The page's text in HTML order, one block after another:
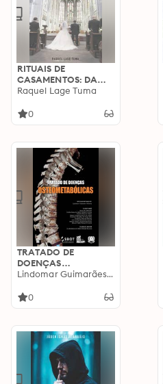
RITUAIS DE
CASAMENTOS: DA
REALEZA À VIDA
Raquel Lage Tuma
0
TRATADO DE
DOENÇAS
OSTEOMETABÓLICASLindomar Guimarães Oliveira
0